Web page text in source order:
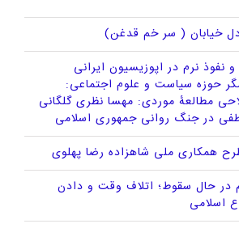
خیابان ( سر خم قدغن)
نفوذ نرم در اپوزیسیون ایرانی
حوزه سیاست و علوم اجتماعی:
مطالعهٔ موردی: مهسا نظری گلگانی
در جنگ روانی جمهوری اسلامی
همکاری ملی شاهزاده رضا پهلوی
در حال سقوط؛ اتلاف وقت و دادن
اسلامی